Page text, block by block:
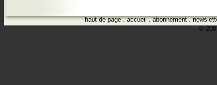
haut de page.accueil.abonnement.
©